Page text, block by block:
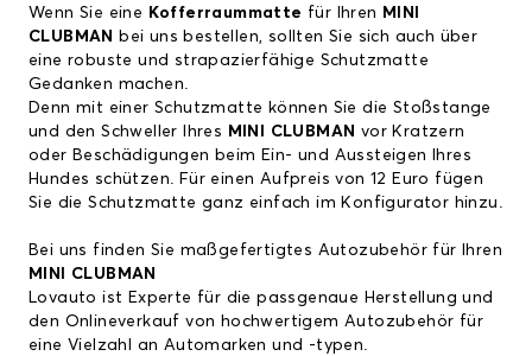
Wenn Sie eine Kofferraummatte für Ihren MINI
CLUBMAN
bei uns bestellen, sollten Sie sich auch über
eine robuste und strapazierfähige Schutzmatte
Gedanken machen.
Denn mit einer Schutzmatte können Sie die Stoßstange
und den Schweller Ihres MINI CLUBMAN vor Kratzern
oder Beschädigungen beim Ein- und Aussteigen Ihres
Hundes schützen. Für einen Aufpreis von 12 Euro fügen
Sie die Schutzmatte ganz einfach im Konfigurator hinzu.
Bei uns finden Sie maßgefertigtes Autozubehör für Ihren
MINI CLUBMAN
Lovauto ist Experte für die passgenaue Herstellung und
den Onlineverkauf von hochwertigem Autozubehör für
eine Vielzahl an Automarken und -typen.